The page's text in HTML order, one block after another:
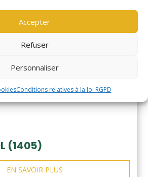
Accepter
Refuser
Personnaliser
Conditions relatives à la loi RGPD
(1405)
EN SAVOIR PLUS